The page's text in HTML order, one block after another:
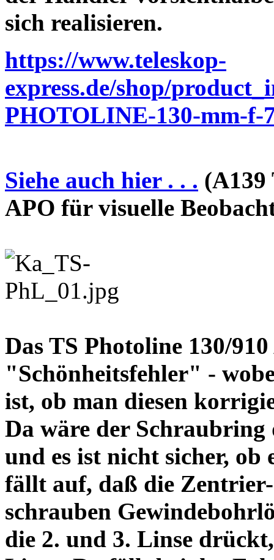
sich realisieren.
https://www.teleskop-
express.de/shop/
PHOTOLINE-130-mm-f-
Siehe auch hier . . . (A139
APO für visuelle
Das TS Photoline 130/
"Schönheitsfehler" -
ist, ob man diesen
Da wäre der
und es ist nicht sicher,
fällt auf, daß die Zentrier-
schrauben
die 2. und 3. Linse